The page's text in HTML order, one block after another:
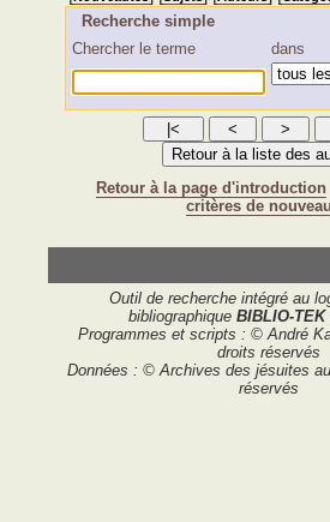
Recherche simple
Chercher le terme
dans
Retour à la page d'introduction
critères de
Outil de recherche intégré au
bibliographique BIBLIO-TEK
Programmes et scripts : © André
droits réservés
Données : © Archives des jésuites
réservés